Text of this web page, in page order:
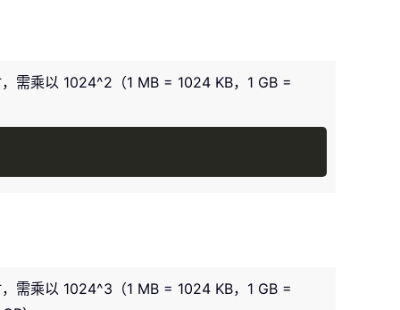
需乘以 1024^2（1 MB = 1024 KB，1 GB =
需乘以 1024^3（1 MB = 1024 KB，1 GB =